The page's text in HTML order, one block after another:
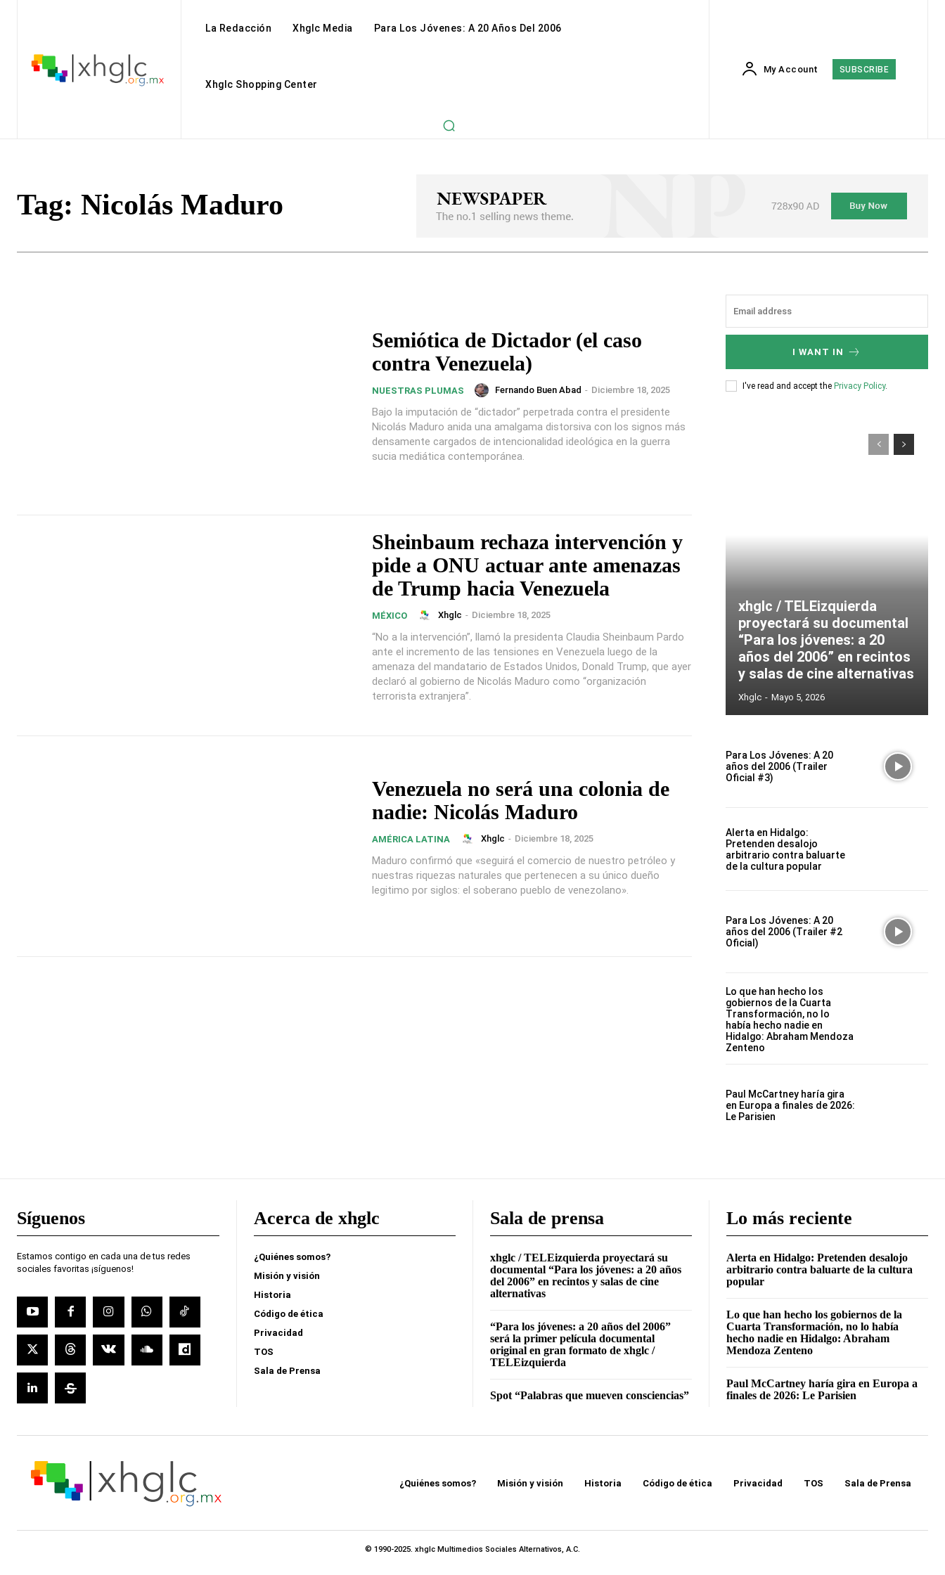
La Redacción Xhglc Media Para Los Jóvenes: A 20 Años Del 2006
Xhglc Shopping Center
My Account SUBSCRIBE
Tag: Nicolás Maduro
Semiótica de Dictador (el caso
contra Venezuela)
NUESTRAS PLUMAS Fernando Buen Abad - Diciembre 18, 2025
Bajo la imputación de “dictador” perpetrada contra el presidente
Nicolás Maduro anida una amalgama distorsiva con los signos más
densamente cargados de intencionalidad ideológica en la guerra
sucia mediática contemporánea.
Sheinbaum rechaza intervención y
pide a ONU actuar ante amenazas
de Trump hacia Venezuela
MÉXICO Xhglc - Diciembre 18, 2025
“No a la intervención”, llamó la presidenta Claudia Sheinbaum Pardo
ante el incremento de las tensiones en Venezuela luego de la
amenaza del mandatario de Estados Unidos, Donald Trump, que ayer
declaró al gobierno de Nicolás Maduro como “organización
terrorista extranjera”.
Venezuela no será una colonia de
nadie: Nicolás Maduro
AMÉRICA LATINA Xhglc - Diciembre 18, 2025
Maduro confirmó que «seguirá el comercio de nuestro petróleo y
nuestras riquezas naturales que pertenecen a su único dueño
legitimo por siglos: el soberano pueblo de venezolano».
I WANT IN
I've read and accept the Privacy Policy.
xhglc / TELEizquierda
proyectará su documental
“Para los jóvenes: a 20
años del 2006” en recintos
y salas de cine alternativas
Xhglc - Mayo 5, 2026
Para Los Jóvenes: A 20
años del 2006 (Trailer
Oficial #3)
Alerta en Hidalgo:
Pretenden desalojo
arbitrario contra baluarte
de la cultura popular
Para Los Jóvenes: A 20
años del 2006 (Trailer #2
Oficial)
Lo que han hecho los
gobiernos de la Cuarta
Transformación, no lo
había hecho nadie en
Hidalgo: Abraham Mendoza
Zenteno
Paul McCartney haría gira
en Europa a finales de 2026:
Le Parisien
Síguenos
Estamos contigo en cada una de tus redes
sociales favoritas ¡síguenos!
Acerca de xhglc
¿Quiénes somos?
Misión y visión
Historia
Código de ética
Privacidad
TOS
Sala de Prensa
Sala de prensa
xhglc / TELEizquierda proyectará su
documental “Para los jóvenes: a 20 años
del 2006” en recintos y salas de cine
alternativas
“Para los jóvenes: a 20 años del 2006”
será la primer película documental
original en gran formato de xhglc /
TELEizquierda
Spot “Palabras que mueven consciencias”
Lo más reciente
Alerta en Hidalgo: Pretenden desalojo
arbitrario contra baluarte de la cultura
popular
Lo que han hecho los gobiernos de la
Cuarta Transformación, no lo había
hecho nadie en Hidalgo: Abraham
Mendoza Zenteno
Paul McCartney haría gira en Europa a
finales de 2026: Le Parisien
¿Quiénes somos? Misión y visión Historia Código de ética Privacidad TOS Sala de Prensa
© 1990-2025. xhglc Multimedios Sociales Alternativos, A.C.